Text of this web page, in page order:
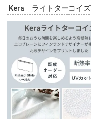
Kera｜ライトターコイズ